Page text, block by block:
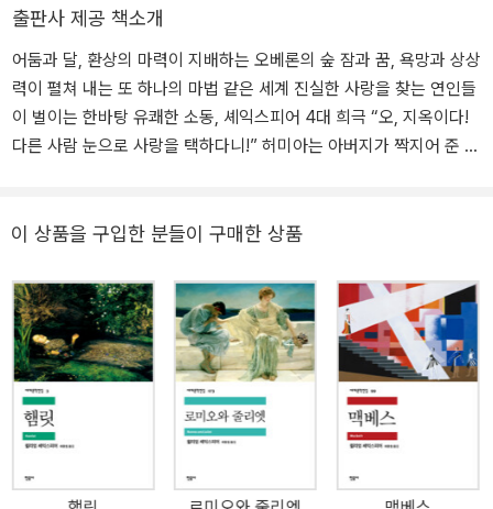
못했지만, 자연으로부터 모든 것을 배운 자연의 아들이자 천재였다. 1
리 6세》, 《리처드 3세》 등이 런던 무대에서 상연되었다. 특히 《헨리
6세》는 공전의 히트를 기록했다. 그에 대해 악의에 찬 비난도 없지 않
았지만, 시간이 지날수록 그의 작품은 인기를 더해 갔다. 1623년 벤
존슨은 그리스와 로마의 극작가와 견줄 수 있는 사람은 오직 셰익스
“가장 크고 포괄적인 영혼”이라고 극찬했다. 셰익스피어는 1590년
10편의 역사극, 그리고 시집 《소네트》를 집필했다. 38편의 희곡 작
품들은 상연 연대에 따라 대개 4기로 분류된다.
『한여름 밤의 꿈』, 『베니스의 상인』 등을 번역 출간했다.
출판사 제공 책소개
어둠과 달, 환상의 마력이 지배하는 오베론의 숲 잠과 꿈, 욕망과 상상
력이 펼쳐 내는 또 하나의 마법 같은 세계 진실한 사랑을 찾는 연인들
이 벌이는 한바탕 유쾌한 소동, 셰익스피어 4대 희극 “오, 지옥이다!
다른 사람 눈으로 사랑을 택하다니!” 허미아는 아버지가 짝지어 준 드
베론의 숲으로 온다. 한편, 요정의 왕 오베론은 여왕 티타니아를 골려
와 드미트리우스는 일순간 헬레나에게 반해 버리고 여왕 티타 니아는
말의 탈을 쓴 바틈에게 반해 그의 시중을 드는 등 한바탕 소동이 일어
난다. 『한여름 밤의 꿈』은 ‘셰익스피어 4대 희극’으로 꼽히는 작품이
며, 대중의 사랑을 가장 많이 받는 희곡 가운데 하나이다. 또한 이후
『좋으실 대로』나 『십이야』와 같은 걸작을 낳는 시발점 이 되기도 했
다. 『한여름 밤의 꿈』에서 바틈과 그의 친구들이 극중극으로 선보이
도 흥미롭다. 『한여름 밤의 꿈』의 참사랑은 셰익스피어가 일관되게
이 상품을 구입한 분들이 구매한 상품